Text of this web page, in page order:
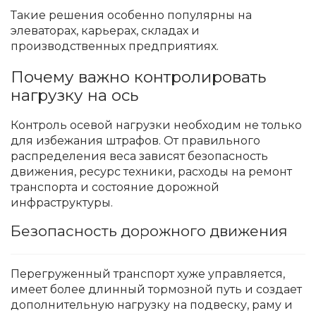
Такие решения особенно популярны на
элеваторах, карьерах, складах и
производственных предприятиях.
Почему важно контролировать
нагрузку на ось
Контроль осевой нагрузки необходим не только
для избежания штрафов. От правильного
распределения веса зависят безопасность
движения, ресурс техники, расходы на ремонт
транспорта и состояние дорожной
инфраструктуры.
Безопасность дорожного движения
Перегруженный транспорт хуже управляется,
имеет более длинный тормозной путь и создает
дополнительную нагрузку на подвеску, раму и